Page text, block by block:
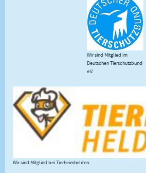
Wir sind Mitglied im
Deutschen Tierschutzbund
e.V.
Wir sind Mitglied bei Tierheimhelden